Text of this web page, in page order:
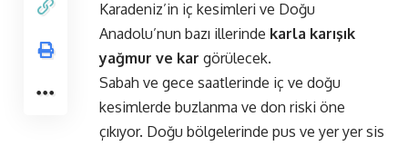
Karadeniz’in iç kesimleri ve Doğu
Anadolu’nun bazı illerinde karla karışık
yağmur ve kar görülecek.
Sabah ve gece saatlerinde iç ve doğu
kesimlerde buzlanma ve don riski öne
çıkıyor. Doğu bölgelerinde pus ve yer yer sis